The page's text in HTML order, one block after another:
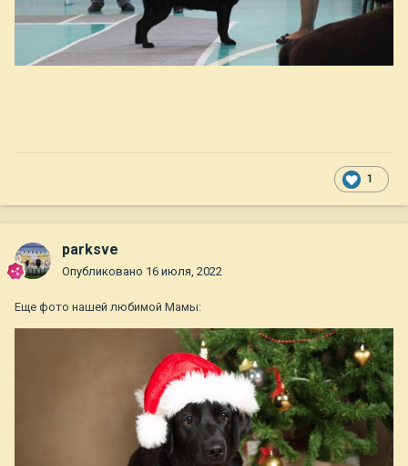
1
parksve
Опубликовано 16 июля, 2022
Еще фото нашей любимой Мамы: